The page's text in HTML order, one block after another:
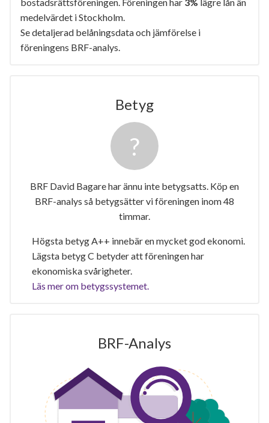
medelvärdet i Stockholm.
Se detaljerad belåningsdata och jämförelse i
föreningens BRF-analys.
Betyg
BRF David Bagare har ännu inte betygsatts. Köp en
BRF-analys så betygsätter vi föreningen inom 48
timmar.
Högsta betyg A++ innebär en mycket god ekonomi.
Lägsta betyg C betyder att föreningen har
ekonomiska svårigheter.
Läs mer om betygssystemet.
BRF-Analys